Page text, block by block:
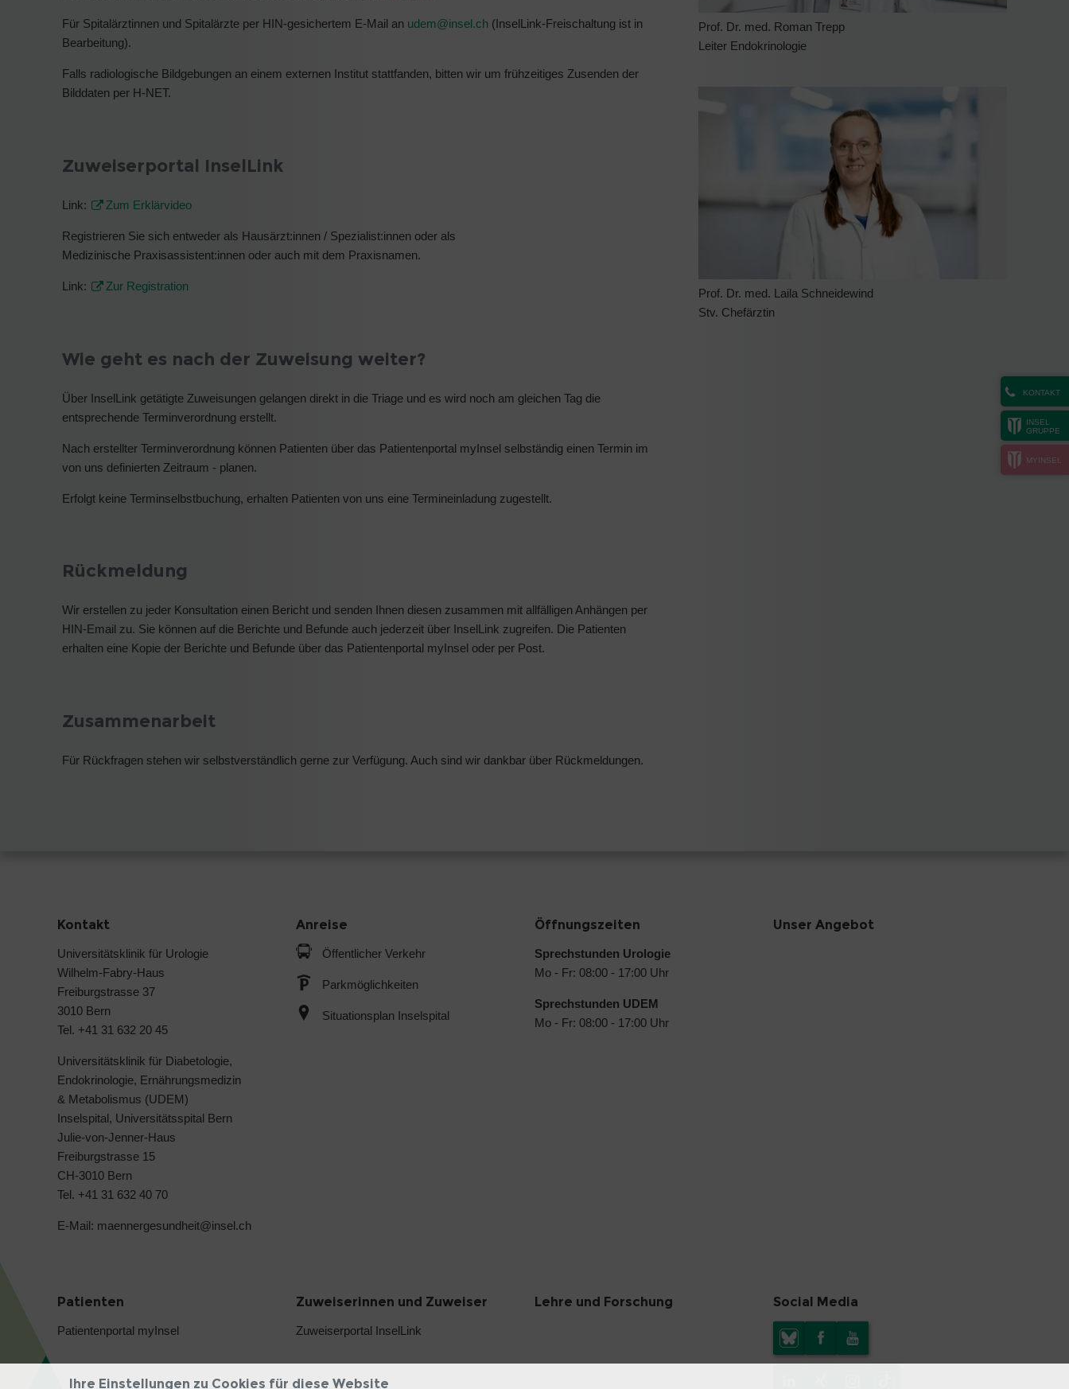
KONTAKT
INSEL
GRUPPE
MYINSEL
Für Spitalärztinnen und Spitalärzte per HIN-gesichertem E-Mail an udem@insel.ch (InselLink-Freischaltung ist in
Bearbeitung).
Falls radiologische Bildgebungen an einem externen Institut stattfanden, bitten wir um frühzeitiges Zusenden der
Bilddaten per H-NET.
Zuweiserportal InselLink
Link: Zum Erklärvideo
Registrieren Sie sich entweder als Hausärzt:innen / Spezialist:innen oder als
Medizinische Praxisassistent:innen oder auch mit dem Praxisnamen.
Link: Zur Registration
Wie geht es nach der Zuweisung weiter?
Über InselLink getätigte Zuweisungen gelangen direkt in die Triage und es wird noch am gleichen Tag die
entsprechende Terminverordnung erstellt.
Nach erstellter Terminverordnung können Patienten über das Patientenportal myInsel selbständig einen Termin im
von uns definierten Zeitraum - planen.
Erfolgt keine Terminselbstbuchung, erhalten Patienten von uns eine Termineinladung zugestellt.
Rückmeldung
Wir erstellen zu jeder Konsultation einen Bericht und senden Ihnen diesen zusammen mit allfälligen Anhängen per
HIN-Email zu. Sie können auf die Berichte und Befunde auch jederzeit über InselLink zugreifen. Die Patienten
erhalten eine Kopie der Berichte und Befunde über das Patientenportal myInsel oder per Post.
Zusammenarbeit
Für Rückfragen stehen wir selbstverständlich gerne zur Verfügung. Auch sind wir dankbar über Rückmeldungen.
Prof. Dr. med. Roman Trepp
Leiter Endokrinologie
Prof. Dr. med. Laila Schneidewind
Stv. Chefärztin
Kontakt
Universitätsklinik für Urologie
Wilhelm-Fabry-Haus
Freiburgstrasse 37
3010 Bern
Tel. +41 31 632 20 45
Universitätsklinik für Diabetologie,
Endokrinologie, Ernährungsmedizin
& Metabolismus (UDEM)
Inselspital, Universitätsspital Bern
Julie-von-Jenner-Haus
Freiburgstrasse 15
CH-3010 Bern
Tel. +41 31 632 40 70
E-Mail: maennergesundheit@insel.ch
Anreise
Öffentlicher Verkehr
Parkmöglichkeiten
Situationsplan Inselspital
Öffnungszeiten
Sprechstunden Urologie
Mo - Fr: 08:00 - 17:00 Uhr
Sprechstunden UDEM
Mo - Fr: 08:00 - 17:00 Uhr
Unser Angebot
Patienten
Patientenportal myInsel
Zuweiserinnen und Zuweiser
Zuweiserportal InselLink
Lehre und Forschung Social Media
Ihre Einstellungen zu Cookies für diese Website